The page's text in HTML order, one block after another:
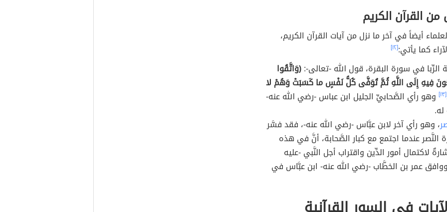
من القرآن الكريم
أيضاً في آخر ما نزل من آيات القرآن الكريم،
كما يأتي:[١٢]
الرِّبا في سورة البقرة، قول الله -تعالى-:(وَاتَّقُوا
فِيهِ إِلَى اللَّهِ ثُمَّ تُوَفَّى كُلُّ نَفْسٍ ما كَسَبَتْ وَهُمْ لا
[١٣]
وهو رأي الصَّحابيِّ الجليل ابن عباس -رضي الله عنه-
، وهو رأي آخر لابن عبَّاس -رضي الله عنه-، فقد فسَّر
النَّصر عندما اجتمع مع كبار الصَّحابة، أنَّ في هذه
لاكتمال أمور الدِّين واقتراب أجل النَّبي -عليه
ووافق عمر بن الخطَّاب -رضي الله عنه- ابن عبَّاس في